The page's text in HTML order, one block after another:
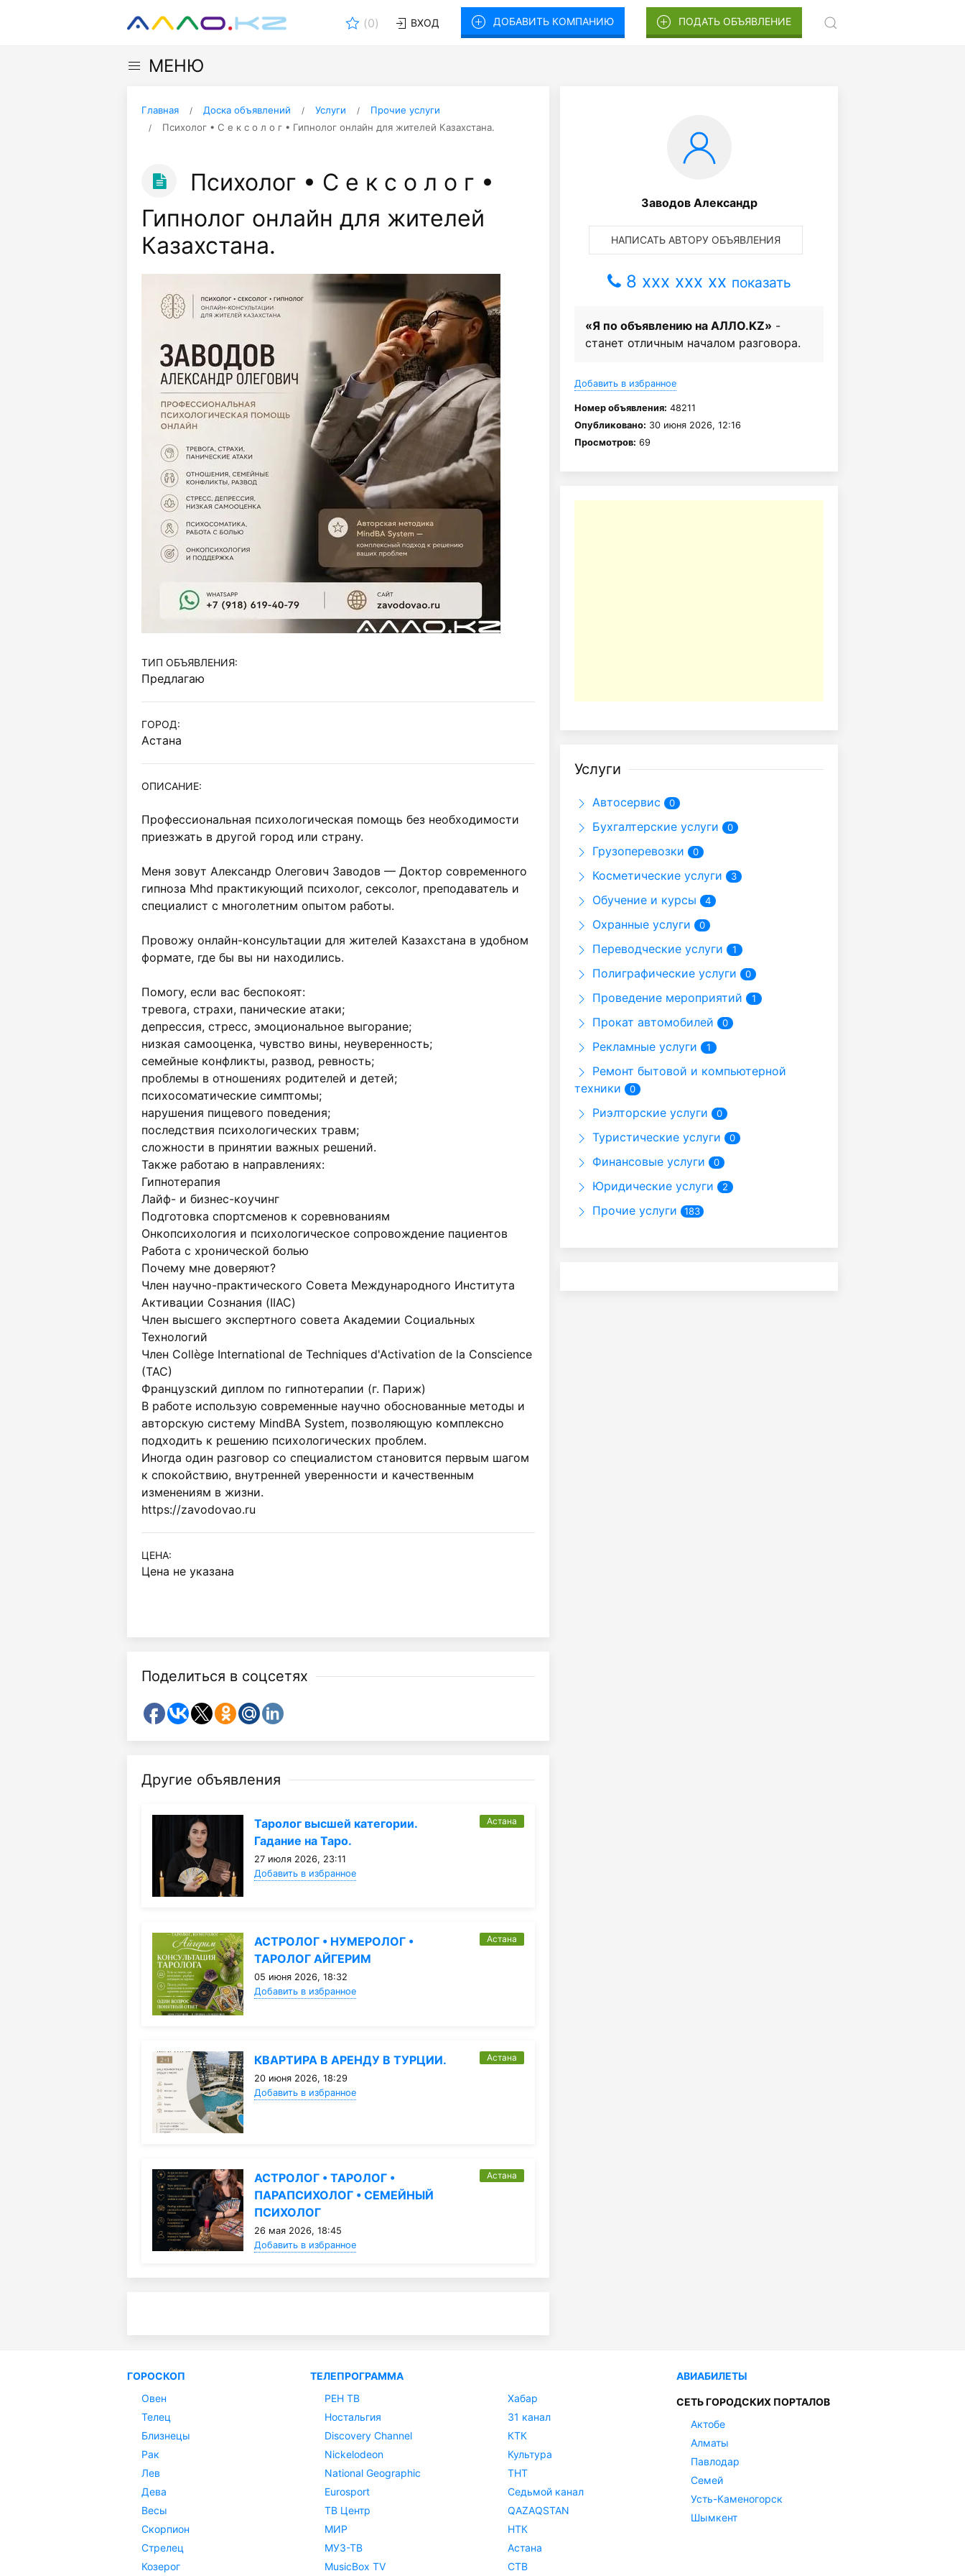
(0) ВХОД ДОБАВИТЬ КОМПАНИЮ ПОДАТЬ ОБЪЯВЛЕНИЕ
МЕНЮ
Главная Доска объявлений Услуги
Прочие услуги
Психолог • С е к с о л о г • Гипнолог онлайн для жителей Казахстана.
Психолог • С е к с о л о г •
Гипнолог онлайн для жителей
Казахстана.
ТИП ОБЪЯВЛЕНИЯ:
Предлагаю
ГОРОД:
Астана
ОПИСАНИЕ:
Профессиональная психологическая помощь без необходимости
приезжать в другой город или страну.
Меня зовут Александр Олегович Заводов — Доктор современного
гипноза Mhd практикующий психолог, сексолог, преподаватель и
специалист с многолетним опытом работы.
Провожу онлайн-консультации для жителей Казахстана в удобном
формате, где бы вы ни находились.
Помогу, если вас беспокоят:
тревога, страхи, панические атаки;
депрессия, стресс, эмоциональное выгорание;
низкая самооценка, чувство вины, неуверенность;
семейные конфликты, развод, ревность;
проблемы в отношениях родителей и детей;
психосоматические симптомы;
нарушения пищевого поведения;
последствия психологических травм;
сложности в принятии важных решений.
Также работаю в направлениях:
Гипнотерапия
Лайф- и бизнес-коучинг
Подготовка спортсменов к соревнованиям
Онкопсихология и психологическое сопровождение пациентов
Работа с хронической болью
Почему мне доверяют?
Член научно-практического Совета Международного Института
Активации Сознания (IIAC)
Член высшего экспертного совета Академии Социальных
Технологий
Член Collège International de Techniques d'Activation de la Conscience
(TAC)
Французский диплом по гипнотерапии (г. Париж)
В работе использую современные научно обоснованные методы и
авторскую систему MindBA System, позволяющую комплексно
подходить к решению психологических проблем.
Иногда один разговор со специалистом становится первым шагом
к спокойствию, внутренней уверенности и качественным
изменениям в жизни.
https://zavodovao.ru
ЦЕНА:
Цена не указана
Поделиться в соцсетях
Другие объявления
Таролог высшей категории.
Гадание на Таро.
27 июля 2026, 23:11
Добавить в избранное
Астана
АСТРОЛОГ • НУМЕРОЛОГ •
ТАРОЛОГ АЙГЕРИМ
05 июня 2026, 18:32
Добавить в избранное
Астана
КВАРТИРА В АРЕНДУ В ТУРЦИИ.
20 июня 2026, 18:29
Добавить в избранное
Астана
АСТРОЛОГ • ТАРОЛОГ •
ПАРАПСИХОЛОГ • СЕМЕЙНЫЙ
ПСИХОЛОГ
26 мая 2026, 18:45
Добавить в избранное
Астана
Заводов Александр
НАПИСАТЬ АВТОРУ ОБЪЯВЛЕНИЯ
8 xxx xxx xx показать
«Я по объявлению на АЛЛО.KZ» -
станет отличным началом разговора.
Добавить в избранное
Номер объявления: 48211
Опубликовано: 30 июня 2026, 12:16
Просмотров: 69
Услуги
Автосервис 0
Бухгалтерские услуги 0
Грузоперевозки 0
Косметические услуги 3
Обучение и курсы 4
Охранные услуги 0
Переводческие услуги 1
Полиграфические услуги 0
Проведение мероприятий 1
Прокат автомобилей 0
Рекламные услуги 1
Ремонт бытовой и компьютерной
техники
0
Риэлторские услуги 0
Туристические услуги 0
Финансовые услуги 0
Юридические услуги 2
Прочие услуги 183
ГОРОСКОП
Овен
Телец
Близнецы
Рак
Лев
Дева
Весы
Скорпион
Стрелец
Козерог
ТЕЛЕПРОГРАММА
РЕН ТВ
Ностальгия
Discovery Channel
Nickelodeon
National Geographic
Eurosport
ТВ Центр
МИР
МУЗ-ТВ
MusicBox TV
Хабар
31 канал
КТК
Культура
ТНТ
Седьмой канал
QAZAQSTAN
НТК
Астана
СТВ
АВИАБИЛЕТЫ
СЕТЬ ГОРОДСКИХ ПОРТАЛОВ
Актобе
Алматы
Павлодар
Семей
Усть-Каменогорск
Шымкент